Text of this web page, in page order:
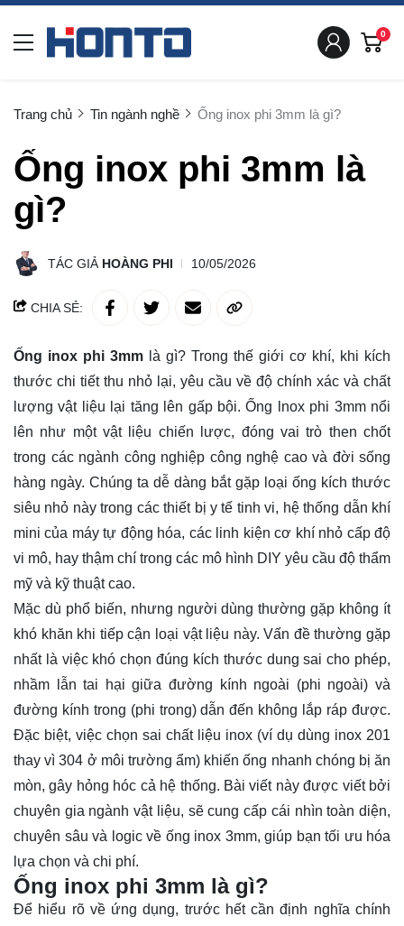
0
Trang chủ Tin ngành nghề Ống inox phi 3mm là gì?
Ống inox phi 3mm là
gì?
TÁC GIẢ HOÀNG PHI 10/05/2026
CHIA SẺ:
Ống inox phi 3mm là gì? Trong thế giới cơ khí, khi kích
thước chi tiết thu nhỏ lại, yêu cầu về độ chính xác và chất
lượng vật liệu lại tăng lên gấp bội. Ống lnox phi 3mm nổi
lên như một vật liệu chiến lược, đóng vai trò then chốt
trong các ngành công nghiệp công nghệ cao và đời sống
hàng ngày. Chúng ta dễ dàng bắt gặp loại ống kích thước
siêu nhỏ này trong các thiết bị y tế tinh vi, hệ thống dẫn khí
mini của máy tự động hóa, các linh kiện cơ khí nhỏ cấp độ
vi mô, hay thậm chí trong các mô hình DIY yêu cầu độ thẩm
mỹ và kỹ thuật cao.
Mặc dù phổ biến, nhưng người dùng thường gặp không ít
khó khăn khi tiếp cận loại vật liệu này. Vấn đề thường gặp
nhất là việc khó chọn đúng kích thước dung sai cho phép,
nhầm lẫn tai hại giữa đường kính ngoài (phi ngoài) và
đường kính trong (phi trong) dẫn đến không lắp ráp được.
Đặc biệt, việc chọn sai chất liệu inox (ví dụ dùng inox 201
thay vì 304 ở môi trường ẩm) khiến ống nhanh chóng bị ăn
mòn, gây hỏng hóc cả hệ thống. Bài viết này được viết bởi
chuyên gia ngành vật liệu, sẽ cung cấp cái nhìn toàn diện,
chuyên sâu và logic về ống inox 3mm, giúp bạn tối ưu hóa
lựa chọn và chi phí.
Ống inox phi 3mm là gì?
Để hiểu rõ về ứng dụng, trước hết cần định nghĩa chính